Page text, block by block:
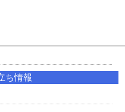
ち情報